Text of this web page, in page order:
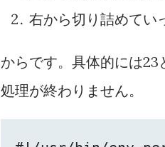
右から切り詰めてい
からです。具体的には23
処理が終わりません。